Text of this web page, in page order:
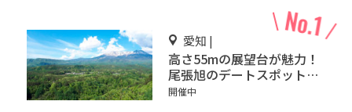
愛知 |
高さ55mの展望台が魅力！
尾張旭のデートスポット
「スカイワードあさひ」
開催中